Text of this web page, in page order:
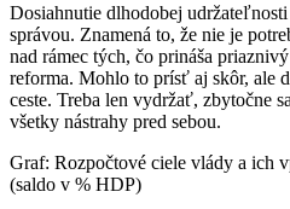
Dosiahnutie dlhodobej
správou. Znamená to, že nie je
nad rámec tých, čo prináša
reforma. Mohlo to prísť aj skôr, ale
ceste. Treba len vydržať, zbytočne
všetky nástrahy pred sebou.
Graf: Rozpočtové ciele vlády a ich
(saldo v % HDP)